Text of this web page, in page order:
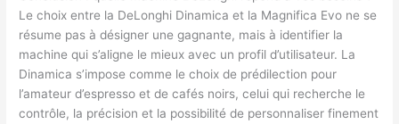
Le choix entre la DeLonghi Dinamica et la Magnifica Evo ne se
résume pas à désigner une gagnante, mais à identifier la
machine qui s’aligne le mieux avec un profil d’utilisateur. La
Dinamica s’impose comme le choix de prédilection pour
l’amateur d’espresso et de cafés noirs, celui qui recherche le
contrôle, la précision et la possibilité de personnaliser finement